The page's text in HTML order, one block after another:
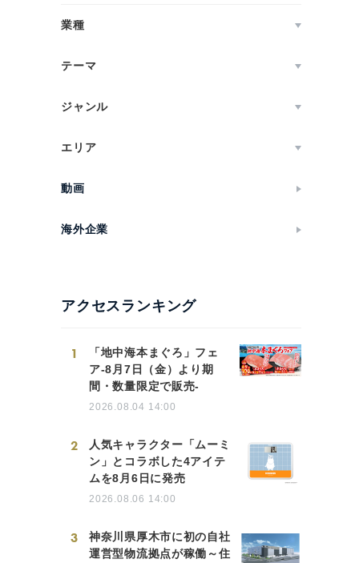
業種
テーマ
ジャンル
エリア
動画
海外企業
アクセスランキング
1
「地中海本まぐろ」フェ
ア-8月7日（金）より期
間・数量限定で販売-
2026.08.04 14:00
2
人気キャラクター「ムーミ
ン」とコラボした4アイテ
ムを8月6日に発売
2026.08.06 14:00
3
神奈川県厚木市に初の自社
運営型物流拠点が稼働～住